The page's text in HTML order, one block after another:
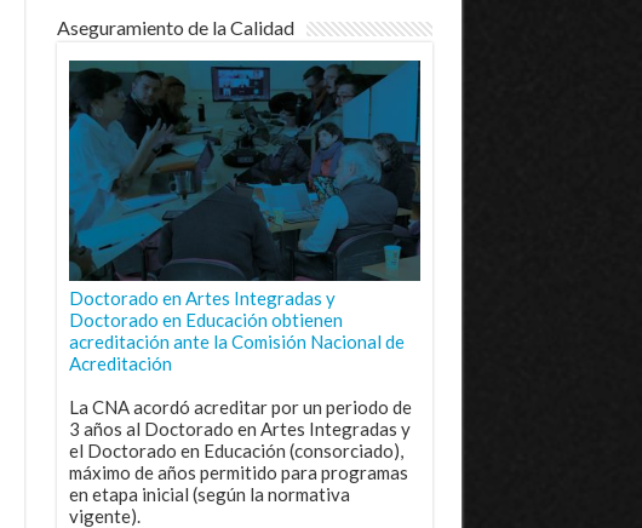
Aseguramiento de la Calidad
Doctorado en Artes Integradas y
Doctorado en Educación obtienen
acreditación ante la Comisión Nacional de
Acreditación
La CNA acordó acreditar por un periodo de
3 años al Doctorado en Artes Integradas y
el Doctorado en Educación (consorciado),
máximo de años permitido para programas
en etapa inicial (según la normativa
vigente).